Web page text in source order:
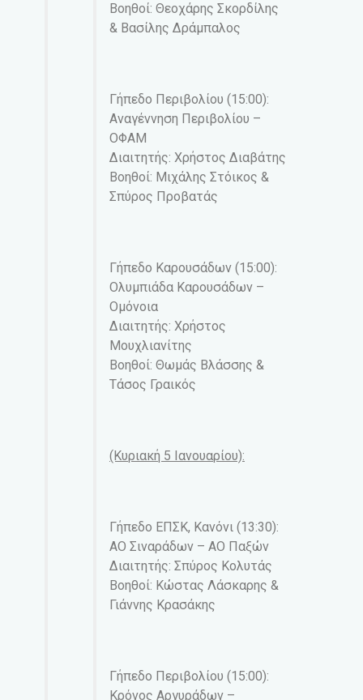
Βοηθοί: Θεοχάρης Σκορδίλης
& Βασίλης Δράμπαλος
Γήπεδο Περιβολίου (15:00):
Αναγέννηση Περιβολίου –
ΟΦΑΜ
Διαιτητής: Χρήστος Διαβάτης
Βοηθοί: Μιχάλης Στόικος &
Σπύρος Προβατάς
Γήπεδο Καρουσάδων (15:00):
Ολυμπιάδα Καρουσάδων –
Ομόνοια
Διαιτητής: Χρήστος
Μουχλιανίτης
Βοηθοί: Θωμάς Βλάσσης &
Τάσος Γραικός
(Κυριακή 5 Ιανουαρίου):
Γήπεδο ΕΠΣΚ, Κανόνι (13:30):
ΑΟ Σιναράδων – ΑΟ Παξών
Διαιτητής: Σπύρος Κολυτάς
Βοηθοί: Κώστας Λάσκαρης &
Γιάννης Κρασάκης
Γήπεδο Περιβολίου (15:00):
Κρόνος Αργυράδων –